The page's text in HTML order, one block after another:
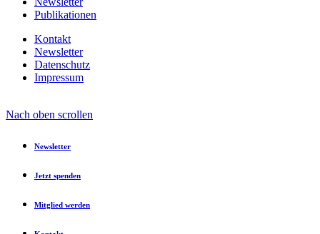
Publikationen
Kontakt
Newsletter
Datenschutz
Impressum
Nach oben scrollen
Newsletter
Jetzt spenden
Mitglied werden